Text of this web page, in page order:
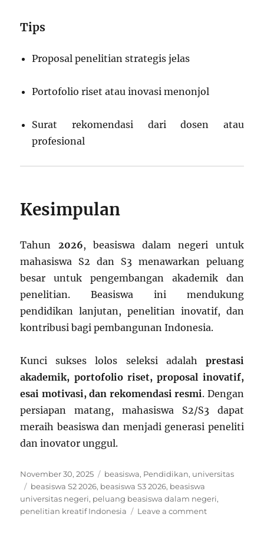
Tips
Proposal penelitian strategis jelas
Portofolio riset atau inovasi menonjol
Surat rekomendasi dari dosen atau
profesional
Kesimpulan
Tahun 2026, beasiswa dalam negeri untuk
mahasiswa S2 dan S3 menawarkan peluang
besar untuk pengembangan akademik dan
penelitian. Beasiswa ini mendukung
pendidikan lanjutan, penelitian inovatif, dan
kontribusi bagi pembangunan Indonesia.
Kunci sukses lolos seleksi adalah prestasi
akademik, portofolio riset, proposal inovatif,
esai motivasi, dan rekomendasi resmi. Dengan
persiapan matang, mahasiswa S2/S3 dapat
meraih beasiswa dan menjadi generasi peneliti
dan inovator unggul.
Posted
on
November 30, 2025 Categories
beasiswa, Pendidikan, universitas
Tags
beasiswa S2 2026, beasiswa S3 2026, beasiswa
universitas negeri, peluang beasiswa dalam negeri,
penelitian kreatif Indonesia
Leave a commenton